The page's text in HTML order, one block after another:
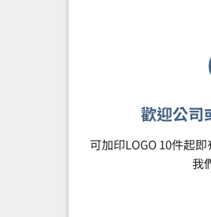
歡迎公司
可加印LOGO 10件起
我